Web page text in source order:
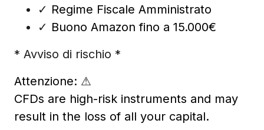
✓ Regime Fiscale Amministrato
✓ Buono Amazon fino a 15.000€
* Avviso di rischio *
Attenzione: ⚠
CFDs are high-risk instruments and may
result in the loss of all your capital.